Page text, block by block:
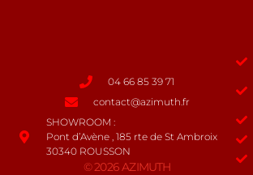
04 66 85 39 71
contact@azimuth.fr
SHOWROOM :
Pont d’Avène , 185 rte de St Ambroix
30340 ROUSSON
© 2026 AZIMUTH